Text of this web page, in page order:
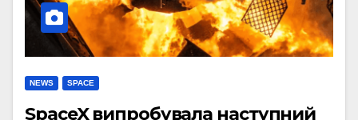
NEWS SPACE
SpaceX випробувала наступний